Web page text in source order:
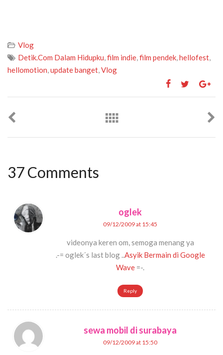
Vlog
Detik.Com Dalam Hidupku film indie film pendek hellofest
hellomotion update banget Vlog
37 Comments
oglek
09/12/2009 at 15:45
videonya keren om, semoga menang ya
.-= oglek´s last blog .. Asyik Bermain di Google
Wave =-.
Reply
sewa mobil di surabaya
09/12/2009 at 15:50